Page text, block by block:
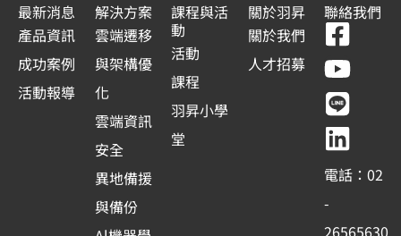
最新消息
產品資訊
成功案例
活動報導
解決方案
雲端遷移
與架構優
化
雲端資訊
安全
異地備援
與備份
課程與活
動
活動
課程
羽昇小學
堂
關於羽昇
關於我們
人才招募
聯絡我們
F
a
c
e
b
o
o
k
Y
o
u
t
u
b
e
L
i
n
e
L
i
n
k
e
d
i
n
電話：02
-
26565630